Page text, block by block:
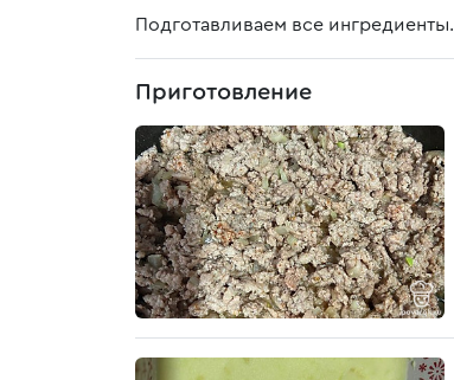
Подготавливаем все ингредиенты.
Приготовление